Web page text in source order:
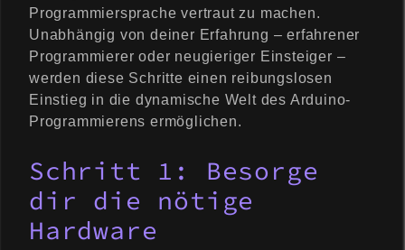
Programmiersprache vertraut zu machen.
Unabhängig von deiner Erfahrung – erfahrener
Programmierer oder neugieriger Einsteiger –
werden diese Schritte einen reibungslosen
Einstieg in die dynamische Welt des Arduino-
Programmierens ermöglichen.
Schritt 1: Besorge
dir die nötige
Hardware